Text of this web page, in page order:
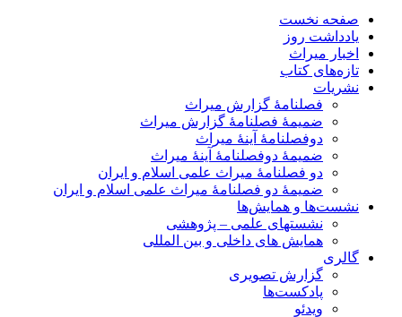
صفحه نخست
یادداشت روز
اخبار میراث
تازه‌های کتاب
نشریات
فصلنامۀ گزارش میراث
ضمیمۀ فصلنامۀ گزارش میراث
دوفصلنامۀ آینۀ میراث
ضمیمۀ دوفصلنامۀ آینۀ میراث
دو فصلنامۀ میراث علمی اسلام و ایران
ضمیمۀ دو فصلنامۀ میراث علمی اسلام و ایران
نشست‌ها و همایش‌ها
نشستهای علمی – پژوهشی
همایش های داخلی و بین المللی
گالری
گزارش تصویری
پادکست‌ها
ویدئو